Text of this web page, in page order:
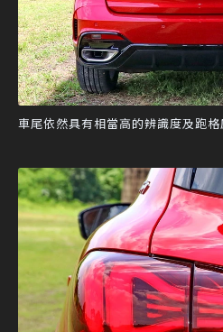
車尾依然具有相當高的辨識度及跑